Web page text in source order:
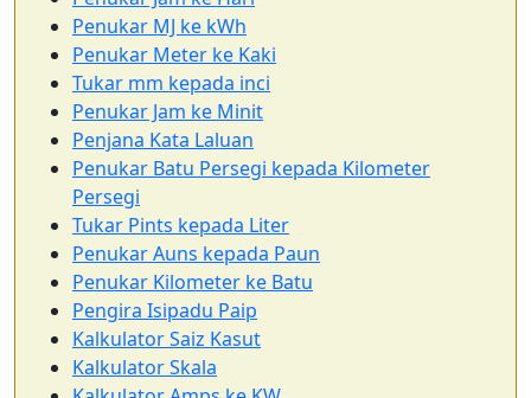
Penukar MJ ke kWh
Penukar Meter ke Kaki
Tukar mm kepada inci
Penukar Jam ke Minit
Penjana Kata Laluan
Penukar Batu Persegi kepada Kilometer
Persegi
Tukar Pints kepada Liter
Penukar Auns kepada Paun
Penukar Kilometer ke Batu
Pengira Isipadu Paip
Kalkulator Saiz Kasut
Kalkulator Skala